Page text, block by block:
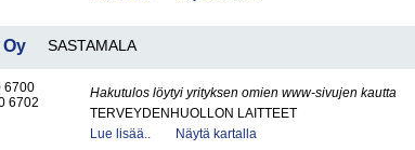
Oy SASTAMALA
6700
6702
Hakutulos löytyi yrityksen omien www-sivujen kautta
TERVEYDENHUOLLON LAITTEET
Lue lisää..
Näytä kartalla